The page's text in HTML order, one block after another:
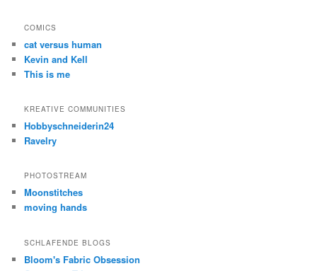
COMICS
cat versus human
Kevin and Kell
This is me
KREATIVE COMMUNITIES
Hobbyschneiderin24
Ravelry
PHOTOSTREAM
Moonstitches
moving hands
SCHLAFENDE BLOGS
Bloom's Fabric Obsession